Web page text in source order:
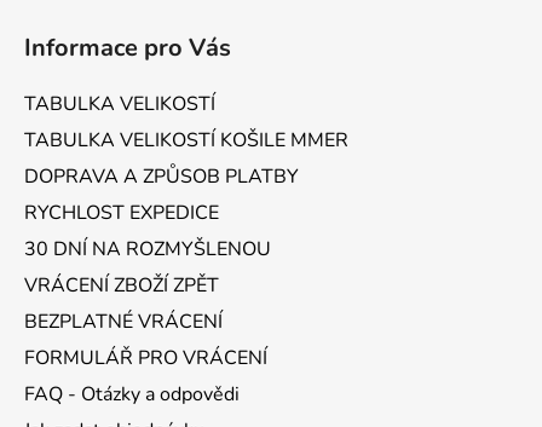
Informace pro Vás
TABULKA VELIKOSTÍ
TABULKA VELIKOSTÍ KOŠILE MMER
DOPRAVA A ZPŮSOB PLATBY
RYCHLOST EXPEDICE
30 DNÍ NA ROZMYŠLENOU
VRÁCENÍ ZBOŽÍ ZPĚT
BEZPLATNÉ VRÁCENÍ
FORMULÁŘ PRO VRÁCENÍ
FAQ - Otázky a odpovědi